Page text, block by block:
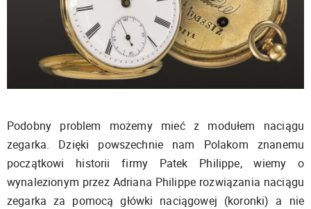
Podobny problem możemy mieć z modułem naciągu
zegarka. Dzięki powszechnie nam Polakom znanemu
początkowi historii firmy Patek Philippe, wiemy o
wynalezionym przez Adriana Philippe rozwiązania naciągu
zegarka za pomocą główki naciągowej (koronki) a nie